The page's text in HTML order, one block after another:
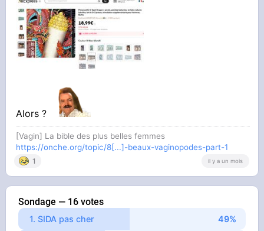
Alors ?
[Vagin] La bible des plus belles femmes
https://onche.org/topic/8[...]-beaux-vaginopodes-part-1
1 il y a un mois
Sondage — 16 votes
1. SIDA pas cher